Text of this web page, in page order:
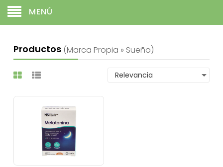
MENÚ
Productos (marca Propia » Sueño)